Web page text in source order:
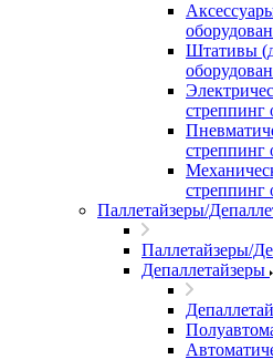
Штативы
стреппинг
стреппинг
стреппинг
Паллетайзеры/
Паллетайзеры/
Депаллетайзеры